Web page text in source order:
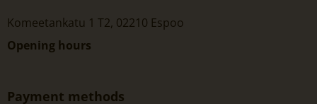
Komeetankatu 1 T2, 02210 Espoo
Opening hours
Payment methods